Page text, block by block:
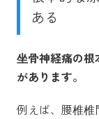
ある
坐骨神経痛の
があります。
例えば、腰椎